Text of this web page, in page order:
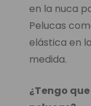
en la nuca
Pelucas
elástica en
medida.
¿Tengo